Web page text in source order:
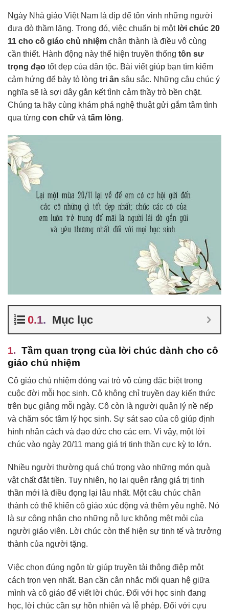
Ngày Nhà giáo Việt Nam là dịp để tôn vinh những người
đưa đò thầm lặng. Trong đó, việc chuẩn bị một lời chúc 20
11 cho cô giáo chủ nhiệm chân thành là điều vô cùng
cần thiết. Hành động này thể hiện truyền thống tôn sư
trọng đạo tốt đẹp của dân tộc. Bài viết giúp bạn tìm kiếm
cảm hứng để bày tỏ lòng tri ân sâu sắc. Những câu chúc ý
nghĩa sẽ là sợi dây gắn kết tình cảm thầy trò bền chặt.
Chúng ta hãy cùng khám phá nghệ thuật gửi gắm tâm tình
qua từng con chữ và tấm lòng.
Mục lục
Tầm quan trọng của lời chúc dành cho cô
giáo chủ nhiệm
Cô giáo chủ nhiệm đóng vai trò vô cùng đặc biệt trong
cuộc đời mỗi học sinh. Cô không chỉ truyền dạy kiến thức
trên bục giảng mỗi ngày. Cô còn là người quản lý nề nếp
và chăm sóc tâm lý học sinh. Sự sát sao của cô giúp định
hình nhân cách và đạo đức cho các em. Vì vậy, một lời
chúc vào ngày 20/11 mang giá trị tinh thần cực kỳ to lớn.
Nhiều người thường quá chú trọng vào những món quà
vật chất đắt tiền. Tuy nhiên, họ lại quên rằng giá trị tinh
thần mới là điều đọng lại lâu nhất. Một câu chúc chân
thành có thể khiến cô giáo xúc động và thêm yêu nghề. Nó
là sự công nhận cho những nỗ lực không mệt mỏi của
người giáo viên. Lời chúc còn thể hiện sự tinh tế và trưởng
thành của người tặng.
Việc chọn đúng ngôn từ giúp truyền tải thông điệp một
cách trọn vẹn nhất. Bạn cần cân nhắc mối quan hệ giữa
mình và cô giáo để viết lời chúc. Đối với học sinh đang
học, lời chúc cần sự hồn nhiên và lễ phép. Đối với cựu